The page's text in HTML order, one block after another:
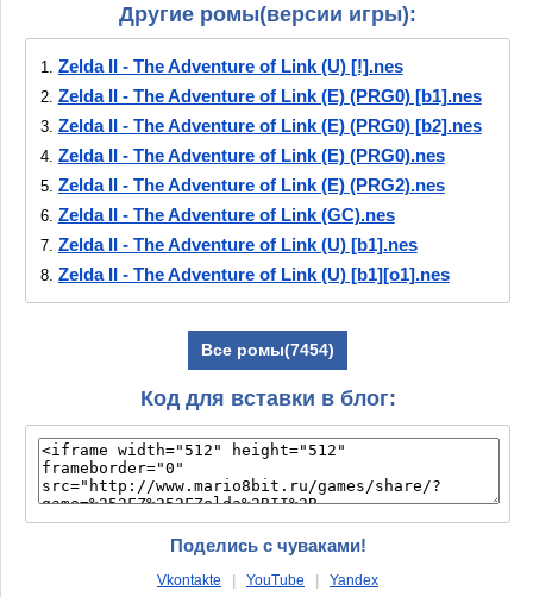
Другие ромы(версии игры):
1. Zelda II - The Adventure of Link (U) [!].nes
2. Zelda II - The Adventure of Link (E) (PRG0) [b1].nes
3. Zelda II - The Adventure of Link (E) (PRG0) [b2].nes
4. Zelda II - The Adventure of Link (E) (PRG0).nes
5. Zelda II - The Adventure of Link (E) (PRG2).nes
6. Zelda II - The Adventure of Link (GC).nes
7. Zelda II - The Adventure of Link (U) [b1].nes
8. Zelda II - The Adventure of Link (U) [b1][o1].nes
9.Zelda II - The Adventure of Link (U) [b2].nes
Zelda II - The Adventure of Link (U) [b3].nes
Zelda II - The Adventure of Link (U) [b4].nes
Zelda II - The Adventure of Link (U) [b4]
[T+Gre1.1_Lugia_13gr].nes
13.Zelda II - The Adventure of Link (U) [b5].nes
14.Zelda II - The Adventure of Link (U) [b6].nes
Zelda II - The Adventure of Link (U) [b8].nes
Zelda II - The Adventure of Link (U) [o1].nes
Все ромы(7454)
Код для вставки в блог:
Поделись с чуваками!
Vkontakte YouTube Yandex